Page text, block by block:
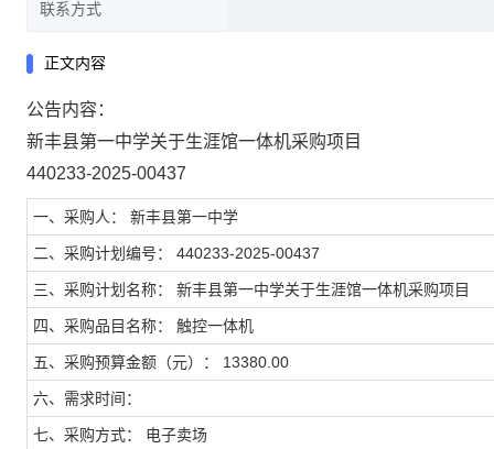
联系方式
正文内容
公告内容：
新丰县第一中学关于生涯馆一体机采购项目
440233-2025-00437
一、采购人： 新丰县第一中学
二、采购计划编号： 440233-2025-00437
三、采购计划名称： 新丰县第一中学关于生涯馆一体机采购项目
四、采购品目名称： 触控一体机
五、采购预算金额（元）： 13380.00
六、需求时间：
七、采购方式： 电子卖场